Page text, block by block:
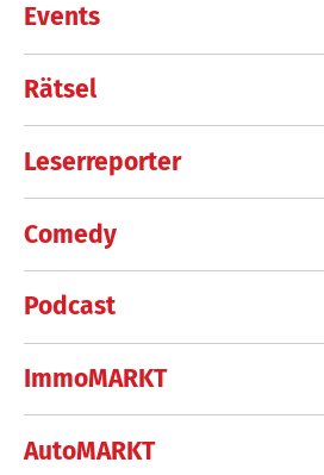
Events
Rätsel
Leserreporter
Comedy
Podcast
ImmoMARKT
AutoMARKT